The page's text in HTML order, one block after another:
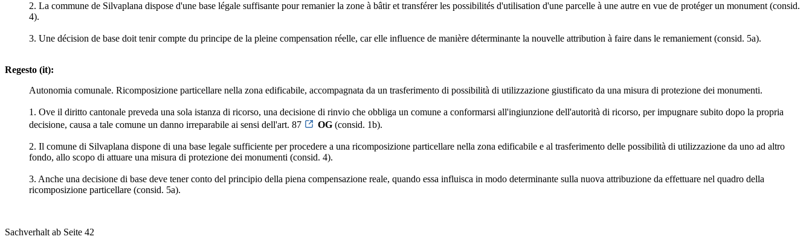
2. La commune de Silvaplana dispose d'une base légale suffisante pour remanier la zone à bâtir et transférer les possibilités d'utilisation d'une parcelle à une autre en vue de protéger un monument (consid.
4).
3. Une décision de base doit tenir compte du principe de la pleine compensation réelle, car elle influence de manière déterminante la nouvelle attribution à faire dans le remaniement (consid. 5a).
Regesto (it):
Autonomia comunale. Ricomposizione particellare nella zona edificabile, accompagnata da un trasferimento di possibilità di utilizzazione giustificato da una misura di protezione dei monumenti.
1. Ove il diritto cantonale preveda una sola istanza di ricorso, una decisione di rinvio che obbliga un comune a conformarsi all'ingiunzione dell'autorità di ricorso, per impugnare subito dopo la propria
decisione, causa a tale comune un danno irreparabile ai sensi dell'art. 87
OG (consid. 1b).
2. Il comune di Silvaplana dispone di una base legale sufficiente per procedere a una ricomposizione particellare nella zona edificabile e al trasferimento delle possibilità di utilizzazione da uno ad altro
fondo, allo scopo di attuare una misura di protezione dei monumenti (consid. 4).
3. Anche una decisione di base deve tener conto del principio della piena compensazione reale, quando essa influisca in modo determinante sulla nuova attribuzione da effettuare nel quadro della
ricomposizione particellare (consid. 5a).
Sachverhalt ab Seite 42